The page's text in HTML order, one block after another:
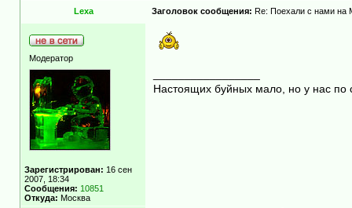
Lexa Заголовок сообщения: Re: Поехали с нами на
Модератор
Зарегистрирован: 16 сен
2007, 18:34
Сообщения: 10851
Откуда: Москва
Настоящих буйных мало, но у нас по